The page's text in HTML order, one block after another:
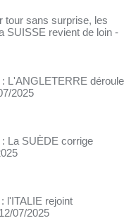
tour sans surprise, les
SUISSE revient de loin -
L'ANGLETERRE déroule
2025
La SUÈDE corrige
l'ITALIE rejoint
07/2025